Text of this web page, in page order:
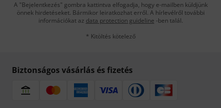
A "Bejelentkezés" gombra kattintva elfogadja, hogy e-mailben küldjünk
önnek hirdetéseket. Bármikor leiratkozhat erről. A hírlevélről további
információkat az data protection guideline -ben talál.
* Kitöltés kötelező
Biztonságos vásárlás és fizetés